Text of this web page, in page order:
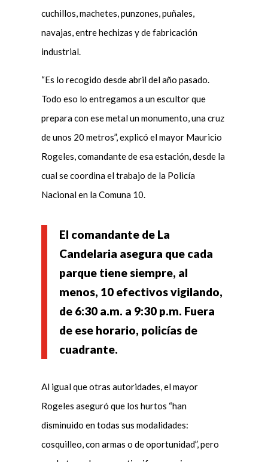
cuchillos, machetes, punzones, puñales,
navajas, entre hechizas y de fabricación
industrial.
“Es lo recogido desde abril del año pasado.
Todo eso lo entregamos a un escultor que
prepara con ese metal un monumento, una cruz
de unos 20 metros”, explicó el mayor Mauricio
Rogeles, comandante de esa estación, desde la
cual se coordina el trabajo de la Policía
Nacional en la Comuna 10.
El comandante de La
Candelaria asegura que cada
parque tiene siempre, al
menos, 10 efectivos vigilando,
de 6:30 a.m. a 9:30 p.m. Fuera
de ese horario, policías de
cuadrante.
Al igual que otras autoridades, el mayor
Rogeles aseguró que los hurtos “han
disminuido en todas sus modalidades:
cosquilleo, con armas o de oportunidad”, pero